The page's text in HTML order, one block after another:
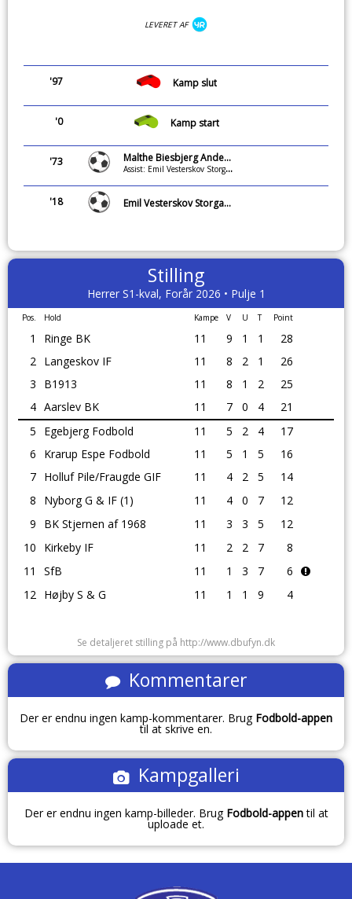
LEVERET AF
'97 Kamp slut
'0 Kamp start
'73 Malthe Biesbjerg Andersen
Assist: Emil Vesterskov Storgaard
'18 Emil Vesterskov Storgaard
Stilling
Herrer S1-kval, Forår 2026 • Pulje 1
Pos. Hold Kampe V U T Point
1 Ringe BK 11 9 1 1
28
2 Langeskov IF 11 8 2 1
26
3
B1913 11 8 1 2
25
4 Aarslev BK 11 7 0 4
21
5
Egebjerg Fodbold 11 5 2 4
17
6
Krarup Espe Fodbold 11 5 1 5
16
7 Holluf Pile/Fraugde GIF 11 4 2 5
14
8
Nyborg G & IF (1) 11 4 0 7
12
9
BK Stjernen af 1968 11 3 3 5
12
10
Kirkeby IF 11 2 2 7
8
11
SfB 11 1 3 7
6
12 Højby S & G 11 1 1 9 4
Se detaljeret stilling på http://www.dbufyn.dk
Kommentarer
Der er endnu ingen kamp-kommentarer. Brug Fodbold-appen
til at skrive en.
Kampgalleri
Der er endnu ingen kamp-billeder. Brug Fodbold-appentil at
uploade et.